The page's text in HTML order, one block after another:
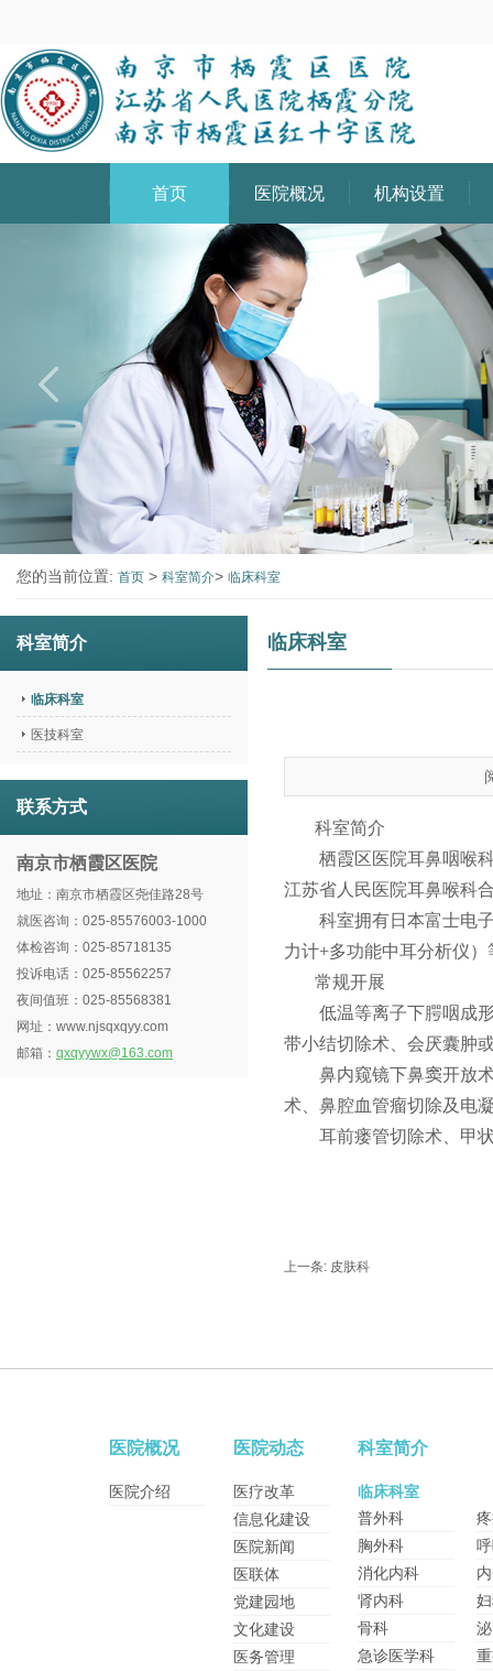
首页 医院概况 机构设置
您的当前位置: 首页 > 科室简介> 临床科室
科室简介
临床科室
医技科室
联系方式
南京市栖霞区医院
地址：南京市栖霞区尧佳路28号
就医咨询：025-85576003-1000
体检咨询：025-85718135
投诉电话：025-85562257
夜间值班：025-85568381
网址：www.njsqxqyy.com
邮箱： qxqyywx@163.com
临床科室
科室简介
栖霞区医院耳鼻咽喉
江苏省人民医院耳鼻喉科
科室拥有日本富士电
力计+多功能中耳分析仪）
常规开展
低温等离子下腭咽成
带小结切除术、会厌囊肿
鼻内窥镜下鼻窦开放
术、鼻腔血管瘤切除及电
耳前瘘管切除术
甲
上一条: 皮肤科
医院概况
医院介绍
医院动态
医疗改革
信息化建设
医院新闻
医联体
党建园地
文化建设
医务管理
科室简介
临床科室
普外科
胸外科
消化内科
肾内科
骨科
急诊医学科